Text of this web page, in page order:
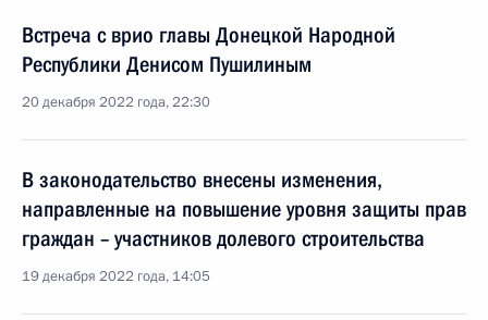
Встреча с врио главы Донецкой Народной
Республики Денисом Пушилиным
20 декабря 2022 года, 22:30
В законодательство внесены изменения,
направленные на повышение уровня защиты прав
граждан – участников долевого строительства
19 декабря 2022 года, 14:05